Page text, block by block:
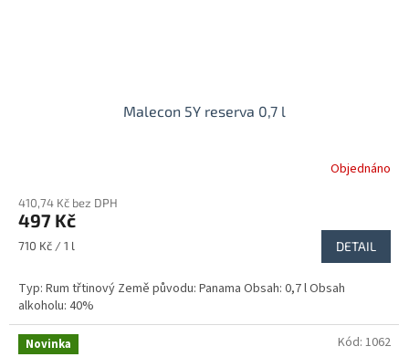
Malecon 5Y reserva 0,7 l
Objednáno
410,74 Kč bez DPH
497 Kč
Měrná
710 Kč / 1 l DETAIL
Typ: Rum třtinový Země původu: Panama Obsah: 0,7 l Obsah
alkoholu: 40%
Novinka Kód: 1062